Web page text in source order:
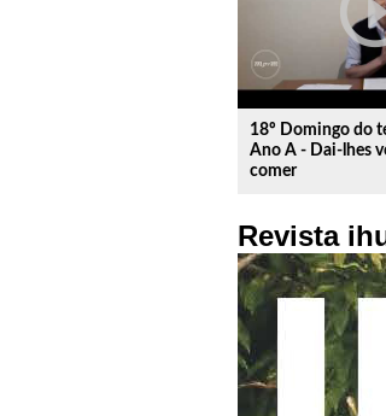
18º Domingo do
Ano A - Dai-lhes
comer
Revista